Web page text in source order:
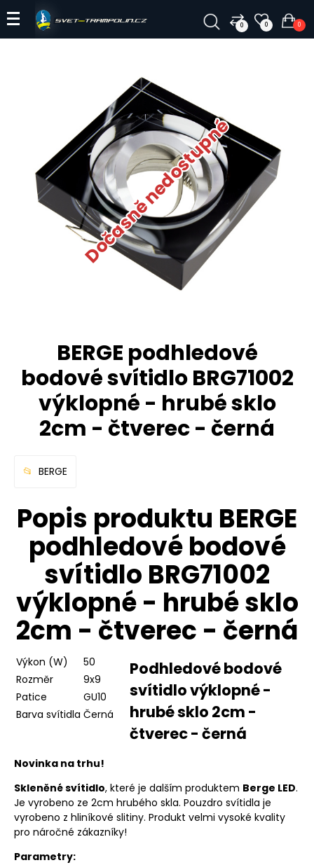
0 0 0
Dočasně nedostupné
BERGE podhledové
bodové svítidlo BRG71002
výklopné - hrubé sklo
2cm - čtverec - černá
BERGE
Popis produktu BERGE
podhledové bodové
svítidlo BRG71002
výklopné - hrubé sklo
2cm - čtverec - černá
Výkon (W)
50
Rozměr
9x9
Patice
GU10
Barva svítidla Černá
Podhledové bodové
svítidlo výklopné -
hrubé sklo 2cm -
čtverec - černá
Novinka na trhu!
Skleněné svítidlo, které je dalším produktem Berge LED.
Je vyrobeno ze 2cm hrubého skla. Pouzdro svítidla je
vyrobeno z hliníkové slitiny. Produkt velmi vysoké kvality
pro náročné zákazníky!
Parametry: